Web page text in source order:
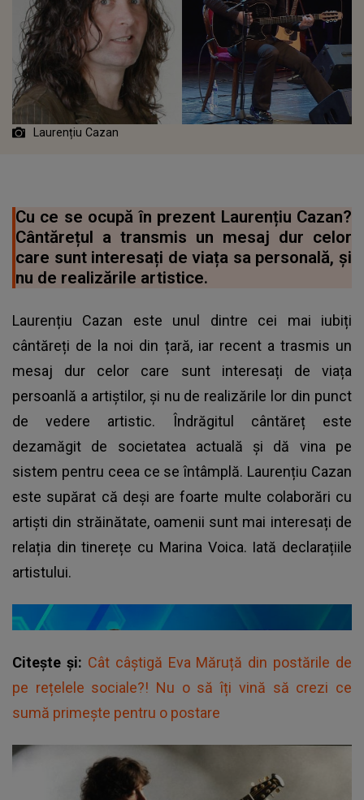
Laurențiu Cazan
Cu ce se ocupă în prezent Laurențiu Cazan?
Cântărețul a transmis un mesaj dur celor
care sunt interesați de viața sa personală, și
nu de realizările artistice.
Laurențiu Cazan este unul dintre cei mai iubiți
cântăreți de la noi din țară, iar recent a trasmis un
mesaj dur celor care sunt interesați de viața
persoanlă a artiștilor, și nu de realizările lor din punct
de vedere artistic. Îndrăgitul cântăreț este
dezamăgit de societatea actuală și dă vina pe
sistem pentru ceea ce se întâmplă. Laurențiu Cazan
este supărat că deși are foarte multe colaborări cu
artiști din străinătate, oamenii sunt mai interesați de
relația din tinerețe cu Marina Voica. Iată declarațiile
artistului.
Citește și: Cât câștigă Eva Măruță din postările de
pe rețelele sociale?! Nu o să îți vină să crezi ce
sumă primește pentru o postare